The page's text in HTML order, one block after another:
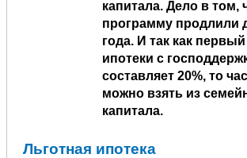
капитала. Дело в том,
программу продлили
года. И так как
ипотеки с
составляет 20%, то
можно взять из
капитала.
Льготная ипотека